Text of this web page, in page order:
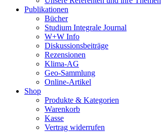
Publikationen
Bücher
Studium Integrale Journal
W+W Info
Diskussionsbeiträge
Rezensionen
Klima-AG
Geo-Sammlung
Online-Artikel
Shop
Produkte & Kategorien
Warenkorb
Kasse
Vertrag widerrufen